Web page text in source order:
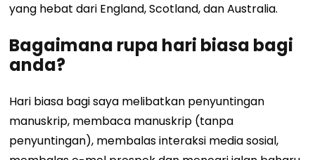
yang hebat dari England, Scotland, dan Australia.
Bagaimana rupa hari biasa bagi
anda?
Hari biasa bagi saya melibatkan penyuntingan
manuskrip, membaca manuskrip (tanpa
penyuntingan), membalas interaksi media sosial,